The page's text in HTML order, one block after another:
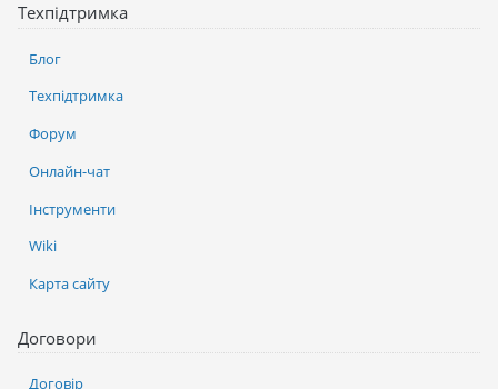
Техпідтримка
Блог
Техпідтримка
Форум
Онлайн-чат
Інструменти
Wiki
Карта сайту
Договори
Договір